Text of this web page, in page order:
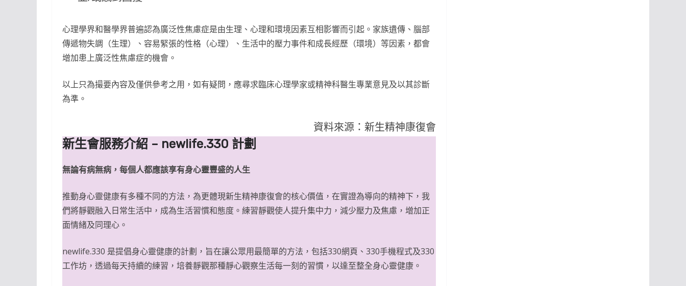
心理學界和醫學界普遍認為廣泛性焦慮症是由生理、心理和環境因素互相影響而引起。家族遺傳、腦部
傳遞物失調（生理）、容易緊張的性格（心理）、生活中的壓力事件和成長經歷（環境）等因素，都會
增加患上廣泛性焦慮症的機會。
以上只為撮要內容及僅供參考之用，如有疑問，應尋求臨床心理學家或精神科醫生專業意見及以其診斷
為準。
資料來源：新生精神康復會
新生會服務介紹 – newlife.330 計劃
無論有病無病，每個人都應該享有身心靈豐盛的人生
推動身心靈健康有多種不同的方法，為更體現新生精神康復會的核心價值，在實證為導向的精神下，我
們將靜觀融入日常生活中，成為生活習慣和態度。練習靜觀使人提升集中力，減少壓力及焦慮，增加正
面情緒及同理心。
newlife.330 是提倡身心靈健康的計劃，旨在讓公眾用最簡單的方法，包括330網頁、330手機程式及330
工作坊，透過每天持續的練習，培養靜觀那種靜心觀察生活每一刻的習慣，以達至整全身心靈健康。